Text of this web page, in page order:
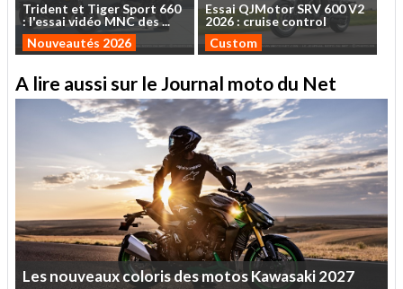
Trident et TigerSport 660
: l'essaividéo MNCdes...
Nouveautés 2026
EssaiQJMotorSRV 600V2
2026 : cruise control
Custom
A lire aussi sur le Journal moto du Net
LesnouveauxcolorisdesmotosKawasaki2027